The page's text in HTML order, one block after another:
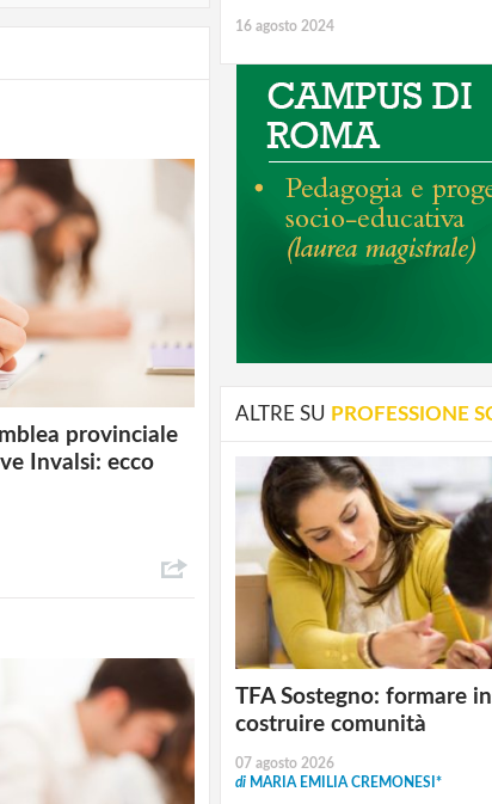
provinciale
Invalsi: ecco
16 agosto 2024
ALTRE SU PROFESSIONE
TFA Sostegno: formare
costruire comunità
07 agosto 2026
di MARIA EMILIA CREMONESI*